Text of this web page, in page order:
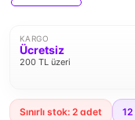
KARGO
Ücretsiz
200 TL üzeri
Sınırlı stok: 2 adet 12